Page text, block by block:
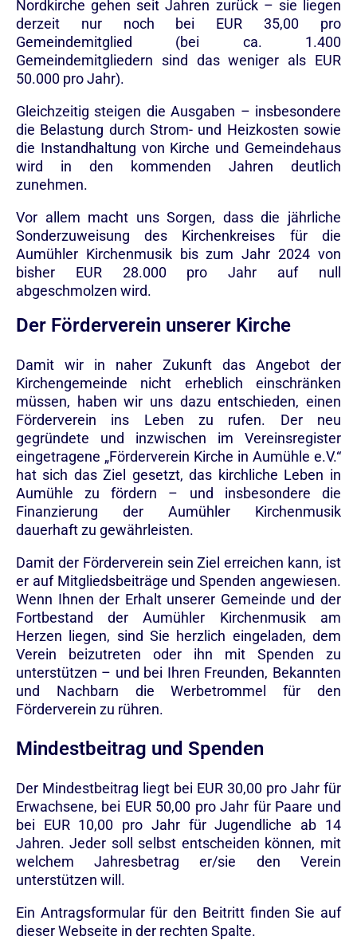
Nordkirche gehen seit Jahren zurück – sie liegen
derzeit nur noch bei EUR 35,00 pro
Gemeindemitglied (bei ca. 1.400
Gemeindemitgliedern sind das weniger als EUR
50.000 pro Jahr).
Gleichzeitig steigen die Ausgaben – insbesondere
die Belastung durch Strom- und Heizkosten sowie
die Instandhaltung von Kirche und Gemeindehaus
wird in den kommenden Jahren deutlich
zunehmen.
Vor allem macht uns Sorgen, dass die jährliche
Sonderzuweisung des Kirchenkreises für die
Aumühler Kirchenmusik bis zum Jahr 2024 von
bisher EUR 28.000 pro Jahr auf null
abgeschmolzen wird.
Der Förderverein unserer Kirche
Damit wir in naher Zukunft das Angebot der
Kirchengemeinde nicht erheblich einschränken
müssen, haben wir uns dazu entschieden, einen
Förderverein ins Leben zu rufen. Der neu
gegründete und inzwischen im Vereinsregister
eingetragene „Förderverein Kirche in Aumühle e.V.“
hat sich das Ziel gesetzt, das kirchliche Leben in
Aumühle zu fördern – und insbesondere die
Finanzierung der Aumühler Kirchenmusik
dauerhaft zu gewährleisten.
Damit der Förderverein sein Ziel erreichen kann, ist
er auf Mitgliedsbeiträge und Spenden angewiesen.
Wenn Ihnen der Erhalt unserer Gemeinde und der
Fortbestand der Aumühler Kirchenmusik am
Herzen liegen, sind Sie herzlich eingeladen, dem
Verein beizutreten oder ihn mit Spenden zu
unterstützen – und bei Ihren Freunden, Bekannten
und Nachbarn die Werbetrommel für den
Förderverein zu rühren.
Mindestbeitrag und Spenden
Der Mindestbeitrag liegt bei EUR 30,00 pro Jahr für
Erwachsene, bei EUR 50,00 pro Jahr für Paare und
bei EUR 10,00 pro Jahr für Jugendliche ab 14
Jahren. Jeder soll selbst entscheiden können, mit
welchem Jahresbetrag er/sie den Verein
unterstützen will.
Ein Antragsformular für den Beitritt finden Sie auf
dieser Webseite in der rechten Spalte.